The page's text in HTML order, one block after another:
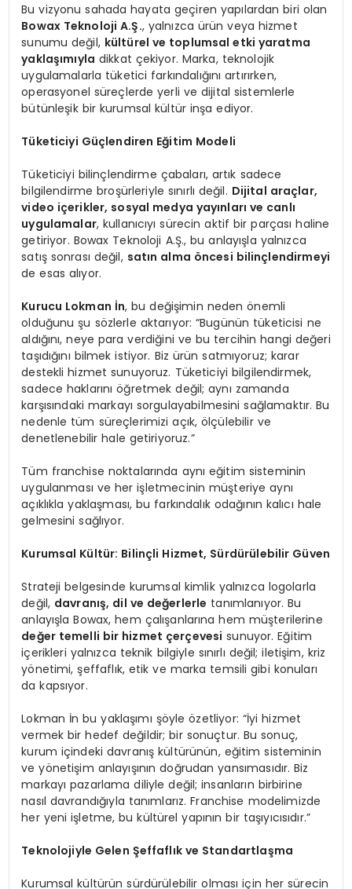
Bu vizyonu sahada hayata geçiren yapılardan biri olan
Bowax Teknoloji A.Ş., yalnızca ürün veya hizmet
sunumu değil, kültürel ve toplumsal etki yaratma
yaklaşımıyla dikkat çekiyor. Marka, teknolojik
uygulamalarla tüketici farkındalığını artırırken,
operasyonel süreçlerde yerli ve dijital sistemlerle
bütünleşik bir kurumsal kültür inşa ediyor.
Tüketiciyi Güçlendiren Eğitim Modeli
Tüketiciyi bilinçlendirme çabaları, artık sadece
bilgilendirme broşürleriyle sınırlı değil. Dijital araçlar,
video içerikler, sosyal medya yayınları ve canlı
uygulamalar, kullanıcıyı sürecin aktif bir parçası haline
getiriyor. Bowax Teknoloji A.Ş., bu anlayışla yalnızca
satış sonrası değil, satın alma öncesi bilinçlendirmeyi
de esas alıyor.
Kurucu Lokman İn, bu değişimin neden önemli
olduğunu şu sözlerle aktarıyor: “Bugünün tüketicisi ne
aldığını, neye para verdiğini ve bu tercihin hangi değeri
taşıdığını bilmek istiyor. Biz ürün satmıyoruz; karar
destekli hizmet sunuyoruz. Tüketiciyi bilgilendirmek,
sadece haklarını öğretmek değil; aynı zamanda
karşısındaki markayı sorgulayabilmesini sağlamaktır. Bu
nedenle tüm süreçlerimizi açık, ölçülebilir ve
denetlenebilir hale getiriyoruz.”
Tüm franchise noktalarında aynı eğitim sisteminin
uygulanması ve her işletmecinin müşteriye aynı
açıklıkla yaklaşması, bu farkındalık odağının kalıcı hale
gelmesini sağlıyor.
Kurumsal Kültür: Bilinçli Hizmet, Sürdürülebilir Güven
Strateji belgesinde kurumsal kimlik yalnızca logolarla
değil, davranış, dil ve değerlerle tanımlanıyor. Bu
anlayışla Bowax, hem çalışanlarına hem müşterilerine
değer temelli bir hizmet çerçevesi sunuyor. Eğitim
içerikleri yalnızca teknik bilgiyle sınırlı değil; iletişim, kriz
yönetimi, şeffaflık, etik ve marka temsili gibi konuları
da kapsıyor.
Lokman İn bu yaklaşımı şöyle özetliyor: “İyi hizmet
vermek bir hedef değildir; bir sonuçtur. Bu sonuç,
kurum içindeki davranış kültürünün, eğitim sisteminin
ve yönetişim anlayışının doğrudan yansımasıdır. Biz
markayı pazarlama diliyle değil; insanların birbirine
nasıl davrandığıyla tanımlarız. Franchise modelimizde
her yeni işletme, bu kültürel yapının bir taşıyıcısıdır.”
Teknolojiyle Gelen Şeffaflık ve Standartlaşma
Kurumsal kültürün sürdürülebilir olması için her sürecin